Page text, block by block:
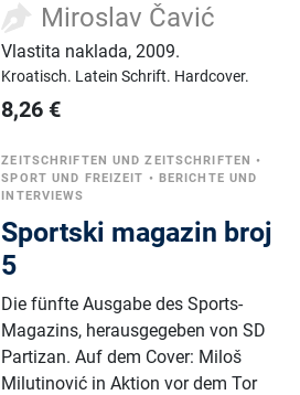
Miroslav Čavić
Vlastita naklada,2009.
Kroatisch. Latein Schrift. Hardcover.
8,26 €
ZEITSCHRIFTEN UND ZEITSCHRIFTEN •
SPORT UND FREIZEIT • BERICHTE UND
INTERVIEWS
Sportski magazin broj
5
Die fünfte Ausgabe des Sports-
Magazins, herausgegeben von SD
Partizan. Auf dem Cover: Miloš
Milutinović in Aktion vor dem Tor